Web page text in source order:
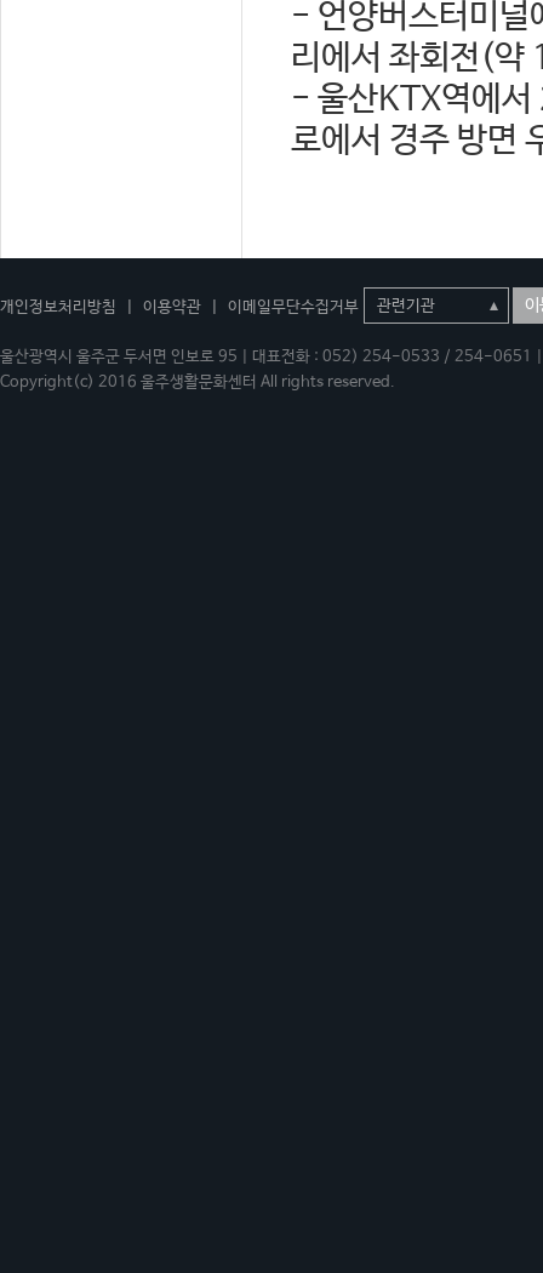
- 언양버스터미널
리에서 좌회전(약
- 울산KTX역에서
로에서 경주 방면
개인정보처리방침 이용약관 이메일무단수집거부 이
울산광역시 울주군 두서면 인보로 95 | 대표전화 : 052) 254-0533 / 254-
Copyright(c) 2016 울주생활문화센터 All rights reserved.